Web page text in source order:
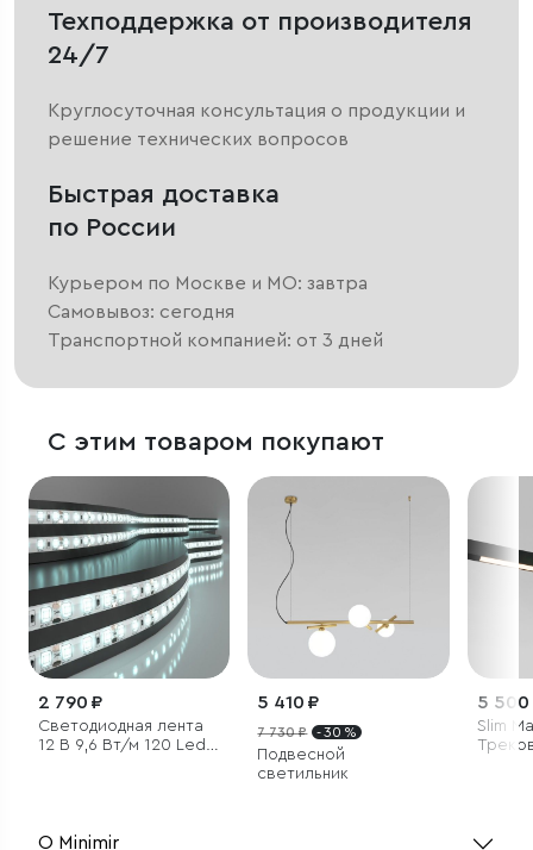
Техподдержка от производителя
24/7
Круглосуточная консультация о продукции и
решение технических вопросов
Быстрая доставка
по России
Курьером по Москве и МО: завтра
Самовывоз: сегодня
Транспортной компанией: от 3 дней
С этим товаром покупают
2 790 ₽
Светодиодная лента
12 В 9,6 Вт/м 120 Led/
5 410 ₽
7 730 ₽ - 30 %
Подвесной
светильник
5 500
Slim
О Minimir